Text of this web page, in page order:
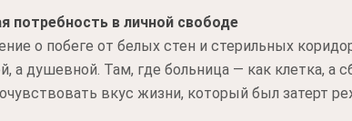
потребность в личной свободе
о побеге от белых стен и стерильных
а душевной. Там, где больница — как клетка, а
вкус жизни, который был затерт